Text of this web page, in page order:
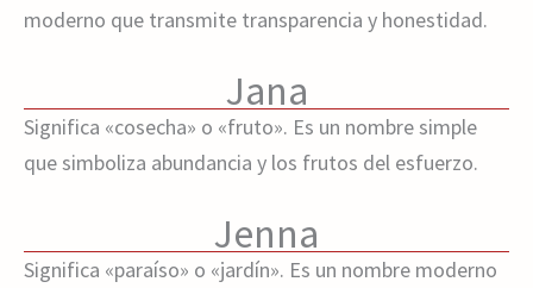
moderno que transmite transparencia y honestidad.
Jana
Significa «cosecha» o «fruto». Es un nombre simple
que simboliza abundancia y los frutos del esfuerzo.
Jenna
Significa «paraíso» o «jardín». Es un nombre moderno